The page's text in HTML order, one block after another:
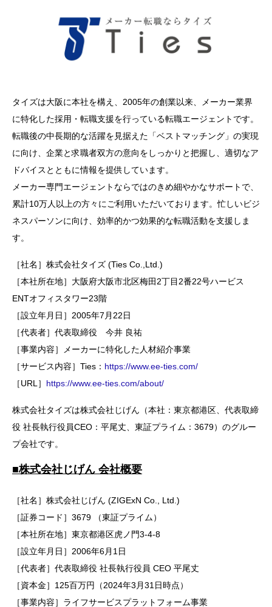
タイズは大阪に本社を構え、2005年の創業以来、メーカー業界
に特化した採用・転職支援を行っている転職エージェントです。
転職後の中長期的な活躍を見据えた「ベストマッチング」の実現
に向け、企業と求職者双方の意向をしっかりと把握し、適切なア
ドバイスとともに情報を提供しています。
メーカー専門エージェントならではのきめ細やかなサポートで、
累計10万人以上の方々にご利用いただいております。忙しいビジ
ネスパーソンに向け、効率的かつ効果的な転職活動を支援しま
す。
［社名］株式会社タイズ (Ties Co.,Ltd.)
［本社所在地］大阪府大阪市北区梅田2丁目2番22号ハービス
ENTオフィスタワー23階
［設立年月日］2005年7月22日
［代表者］代表取締役 今井 良祐
［事業内容］メーカーに特化した人材紹介事業
［サービス内容］Ties： https://www.ee-ties.com/
［URL］ https://www.ee-ties.com/about/
株式会社タイズは株式会社じげん（本社：東京都港区、代表取締
役 社長執行役員CEO：平尾丈、東証プライム：3679）のグルー
プ会社です。
■株式会社じげん 会社概要
［社名］株式会社じげん (ZIGExN Co., Ltd.)
［証券コード］3679 （東証プライム）
［本社所在地］東京都港区虎ノ門3-4-8
［設立年月日］2006年6月1日
［代表者］代表取締役 社長執行役員 CEO 平尾丈
［資本金］125百万円（2024年3月31日時点）
［事業内容］ライフサービスプラットフォーム事業